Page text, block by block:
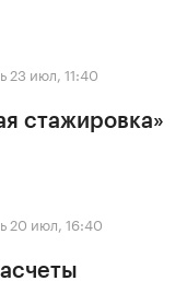
23 июл, 11:40
стажировка»
20 июл, 16:40